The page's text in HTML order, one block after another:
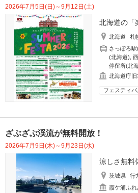
2026年7月5日(日)～9月12日(土)
北海道の「
北海道
札
さっぽろ
(北海道) ,
停留所(北
北海道庁旧
フェスティ
ざぶざぶ渓流が無料開放！
2026年7月9日(木)～9月23日(水)
涼しさ無料
茨城県
行
霞ケ浦ふ